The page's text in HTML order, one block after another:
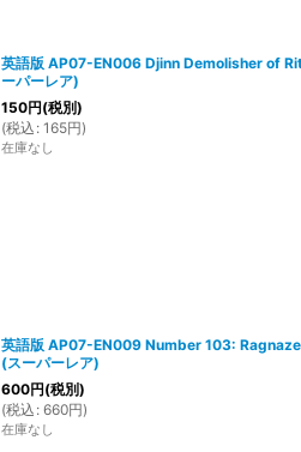
英語版 AP07-EN006 Djinn Demolisher of
ーパーレア)
150円(税別)
(税込 : 165円)
在庫なし
英語版 AP07-EN009 Number 103:
(スーパーレア)
600円(税別)
(税込 : 660円)
在庫なし